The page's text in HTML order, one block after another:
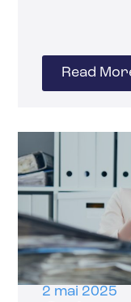
Read
2 mai 2025